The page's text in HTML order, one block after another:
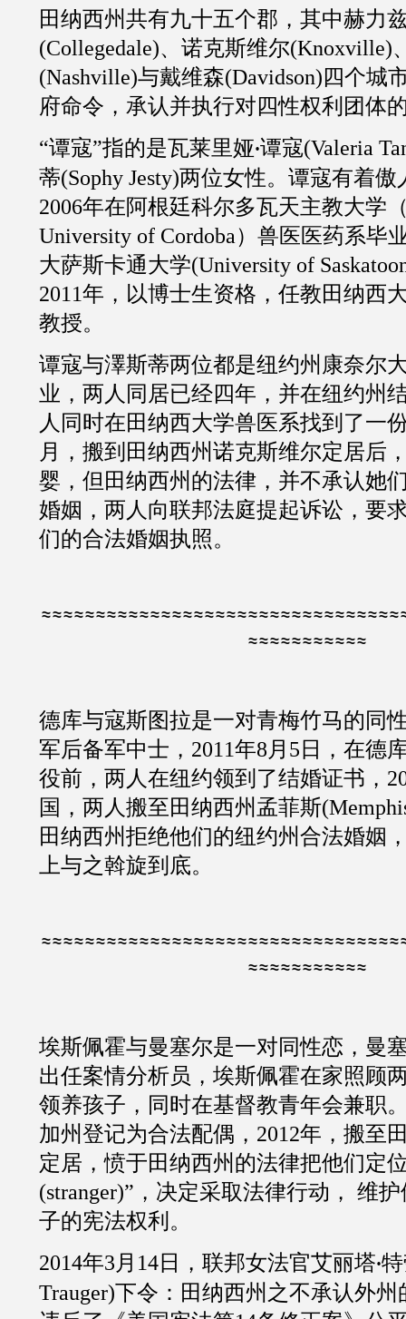
田纳西州共有九十五个郡，其中赫力
(Collegedale)、诺克斯维尔(Knoxville)
(Nashville)与戴维森(Davidson)四个城
府命令，承认并执行对四性权利团体
“谭寇”指的是瓦莱里娅·谭寇(Valeria
蒂(Sophy Jesty)两位女性。谭寇有着傲
2006年在阿根廷科尔多瓦天主教大学
University of Cordoba）兽医医药系毕
大萨斯卡通大学(University of
2011年，以博士生资格，任教田纳西
教授。
谭寇与澤斯蒂两位都是纽约州康奈尔
业，两人同居已经四年，并在纽约州
人同时在田纳西大学兽医系找到了一
月，搬到田纳西州诺克斯维尔定居后
婴，但田纳西州的法律，并不承认她
婚姻，两人向联邦法庭提起诉讼，要
们的合法婚姻执照。
≈≈≈≈≈≈≈≈≈≈≈
德库与寇斯图拉是一对青梅竹马的同
军后备军中士， 2011年8 月 5 日，在德
役前，两人在纽约领到了结婚证书，
国，两人搬至田纳西州孟菲斯(
田纳西州拒绝他们的纽约州合法婚姻
上与之斡旋到底。
≈≈≈≈≈≈≈≈≈≈≈
埃斯佩霍与曼塞尔是一对同性恋，曼
出任案情分析员，埃斯佩霍在家照顾
领养孩子，同时在基督教青年会兼职
加州登记为合法配偶， 2012年，搬至
定居，愤于田纳西州的法律把他们定
(stranger)”，决定采取法律行动，
维护
子的宪法权利。
2014年3 月 14日，联邦女法官艾丽塔·
Trauger)下令：田纳西州之不承认外州